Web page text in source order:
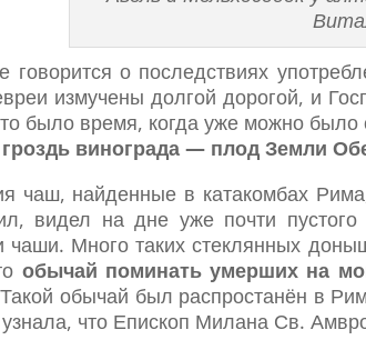
о последствиях
измучены долгой дорогой, и
было время, когда уже можно
гроздь винограда — плод Земли
чаш, найденные в катакомбах
видел на дне уже почти
чаши. Много таких стеклянных
обычай поминать умерших на
обычай был распростанён в
что Епископ Милана Св.